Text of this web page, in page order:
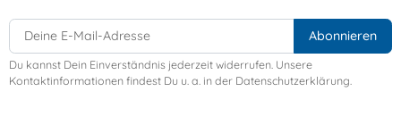
Du kannst Dein Einverständnis jederzeit widerrufen. Unsere
Kontaktinformationen findest Du u. a. in der Datenschutzerklärung.